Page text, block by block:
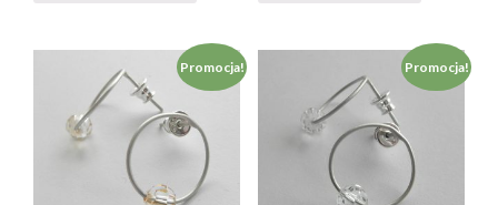
Promocja! Promocja!